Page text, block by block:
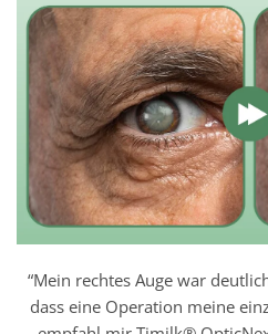
“Mein rechtes Auge war
dass eine Operation meine